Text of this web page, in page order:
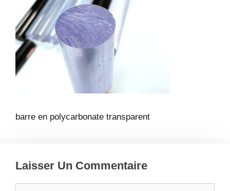
barre en polycarbonate transparent
Laisser Un Commentaire